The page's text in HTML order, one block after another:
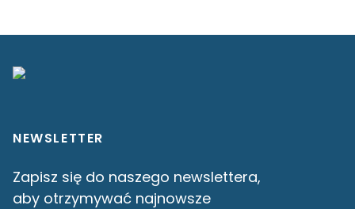
NEWSLETTER
Zapisz się do naszego newslettera,
aby otrzymywać najnowsze